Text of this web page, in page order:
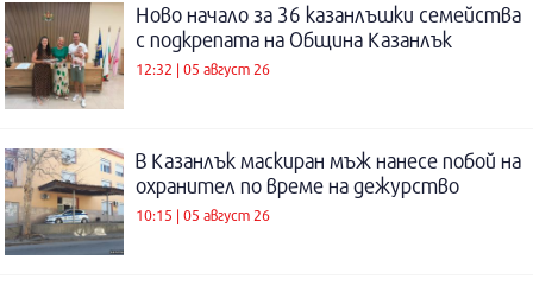
Ново начало за 36 казанлъшки семейства
с подкрепата на Община Казанлък
12:32 | 05 август 26
В Казанлък маскиран мъж нанесе побой на
охранител по време на дежурство
10:15 | 05 август 26